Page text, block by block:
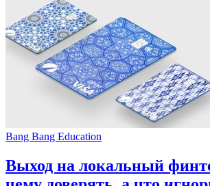
Bang Bang Education
Выход на локальный